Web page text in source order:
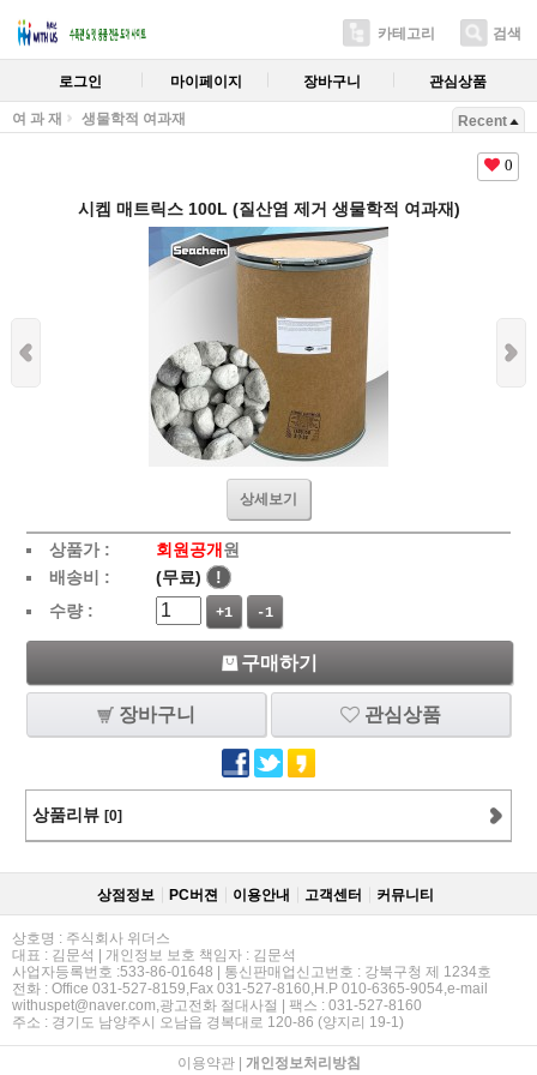
카테고리 검색
로그인 마이페이지 장바구니 관심상품
여 과 재 생물학적 여과재 Recent
0
시켐 매트릭스 100L (질산염 제거 생물학적 여과재)
상세보기
상품가 : 회원공개 원
배송비 :
(무료)
!
수량 :
+1 -1
구매하기
장바구니 관심상품
상품리뷰 [0]
상점정보 PC버젼 이용안내 고객센터 커뮤니티
상호명 : 주식회사 위더스
대표 : 김문석 | 개인정보 보호 책임자 : 김문석
사업자등록번호 :533-86-01648 | 통신판매업신고번호 : 강북구청 제 1234호
전화 : Office 031-527-8159,Fax 031-527-8160,H.P 010-6365-9054,e-mail
withuspet@naver.com,광고전화 절대사절 | 팩스 : 031-527-8160
주소 : 경기도 남양주시 오남읍 경복대로 120-86 (양지리 19-1)
이용약관| 개인정보처리방침